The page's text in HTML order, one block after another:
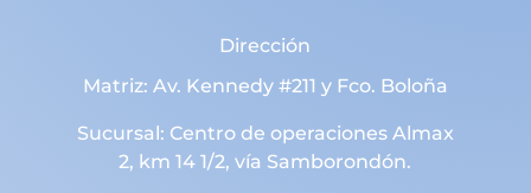
Dirección
Matriz: Av. Kennedy #211 y Fco. Boloña
Sucursal: Centro de operaciones Almax
2, km 14 1/2, vía Samborondón.